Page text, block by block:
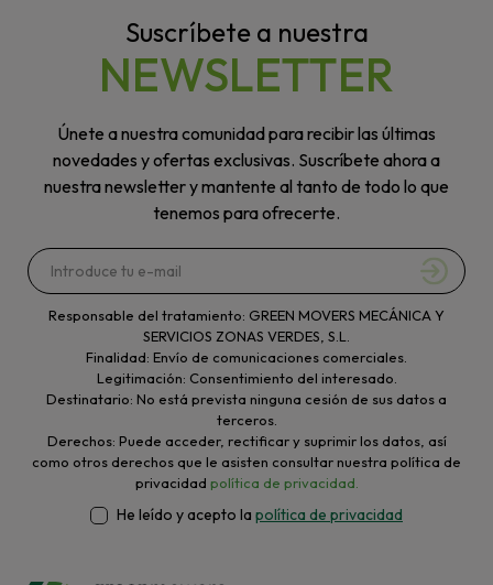
Suscríbete a nuestra
NEWSLETTER
Únete a nuestra comunidad para recibir las últimas
novedades y ofertas exclusivas. Suscríbete ahora a
nuestra newsletter y mantente al tanto de todo lo que
tenemos para ofrecerte.
Responsable del tratamiento: GREEN MOVERS MECÁNICA Y
SERVICIOS ZONAS VERDES, S.L.
Finalidad: Envío de comunicaciones comerciales.
Legitimación: Consentimiento del interesado.
Destinatario: No está prevista ninguna cesión de sus datos a
terceros.
Derechos: Puede acceder, rectificar y suprimir los datos, así
como otros derechos que le asisten consultar nuestra política de
privacidad política de privacidad.
He leído y acepto la política de privacidad